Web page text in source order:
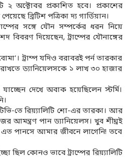
২ অক্টোবর প্রকাশিত হবে। প্রকাশের
ব্রিটিশ পত্রিকা দ্য গার্ডিয়ান।
সঙ্গে যৌন সম্পর্কের ধরন নিয়ে
বিবরণ দিয়েছেন, ট্রাম্পের যৌনাঙ্গের
ট্রাম্প যদিও বরাবরই পর্ন তারকার
রাখতে ড্যানিয়েলসকে ১ লাখ ৩০ হাজার
দেখে অবাক হয়েছিলেন স্টর্মি।
তে রিয়্যালিটি শো-এর তারকা। আর
আমন্ত্রণ পান ড্যানিয়েলস। খুব শীঘ্রই
এত পানসে আমার জীবনে লাগেনি! তবে
ছিল কোনও ভাবে ট্রাম্পের রিয়্যালিটি